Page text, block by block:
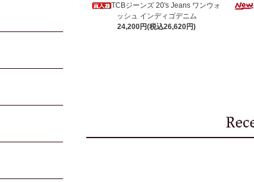
TCBジーンズ 20's Jeans ワンウォ
ッシュ インディゴデニム
24,200円(税込26,620円)